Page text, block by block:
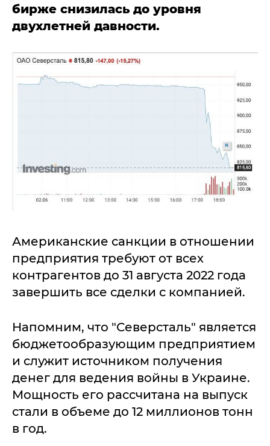
бирже снизилась до уровня
двухлетней давности.
Американские санкции в отношении
предприятия требуют от всех
контрагентов до 31 августа 2022 года
завершить все сделки с компанией.
Напомним, что "Северсталь" является
бюджетообразующим предприятием
и служит источником получения
денег для ведения войны в Украине.
Мощность его рассчитана на выпуск
стали в объеме до 12 миллионов тонн
в год.